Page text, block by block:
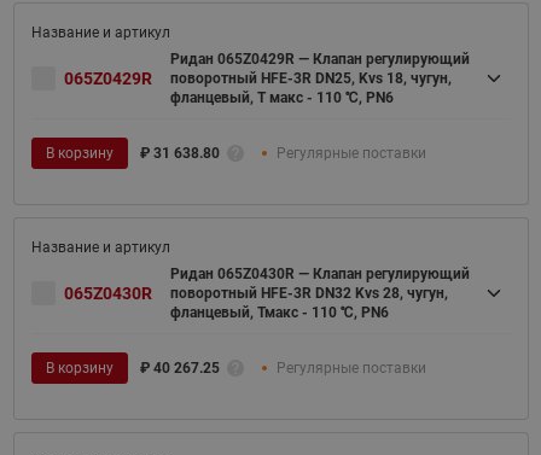
065Z0429R
Ридан 065Z0429R — Клапан регулирующий
поворотный HFE-3R DN25, Kvs 18, чугун,
фланцевый, Т макс - 110 ℃, PN6
В корзину ₽ 31 638.80 Регулярные поставки
065Z0430R
Ридан 065Z0430R — Клапан регулирующий
поворотный HFE-3R DN32 Kvs 28, чугун,
фланцевый, Тмакс - 110 ℃, PN6
В корзину ₽ 40 267.25 Регулярные поставки